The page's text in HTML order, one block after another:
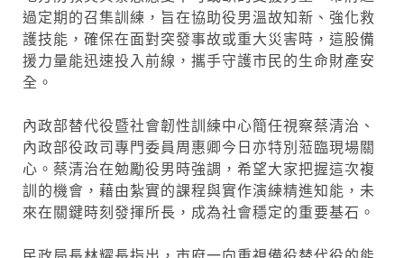
過定期的召集訓練，旨在協助役男溫故知新、強化救
護技能，確保在面對突發事故或重大災害時，這股備
援力量能迅速投入前線，攜手守護市民的生命財產安
全。
內政部替代役暨社會韌性訓練中心簡任視察蔡清治、
內政部役政司專門委員周惠卿今日亦特別蒞臨現場關
心。蔡清治在勉勵役男時強調，希望大家把握這次複
訓的機會，藉由紮實的課程與實作演練精進知能，未
來在關鍵時刻發揮所長，成為社會穩定的重要基石。